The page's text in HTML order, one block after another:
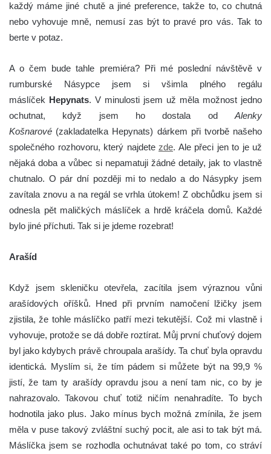
každý máme jiné chutě a jiné preference, takže to, co chutná
nebo vyhovuje mně, nemusí zas být to pravé pro vás. Tak to
berte v potaz.
A o čem bude tahle premiéra? Při mé poslední návštěvě v
rumburské Násypce jsem si všimla plného regálu
máslíček Hepynats. V minulosti jsem už měla možnost jedno
ochutnat, když jsem ho dostala od Alenky
Košnarové (zakladatelka Hepynats) dárkem při tvorbě našeho
společného rozhovoru, který najdete zde. Ale přeci jen to je už
nějaká doba a vůbec si nepamatuji žádné detaily, jak to vlastně
chutnalo. O pár dní později mi to nedalo a do Násypky jsem
zavítala znovu a na regál se vrhla útokem! Z obchůdku jsem si
odnesla pět maličkých máslíček a hrdě kráčela domů. Každé
bylo jiné příchuti. Tak si je jdeme rozebrat!
Arašíd
Když jsem skleničku otevřela, zacítila jsem výraznou vůni
arašídových oříšků. Hned při prvním namočení lžičky jsem
zjistila, že tohle máslíčko patří mezi tekutější. Což mi vlastně i
vyhovuje, protože se dá dobře roztírat. Můj první chuťový dojem
byl jako kdybych právě chroupala arašídy. Ta chuť byla opravdu
identická. Myslím si, že tím pádem si můžete být na 99,9 %
jistí, že tam ty arašídy opravdu jsou a není tam nic, co by je
nahrazovalo. Takovou chuť totiž ničím nenahradíte. To bych
hodnotila jako plus. Jako mínus bych možná zmínila, že jsem
měla v puse takový zvláštní suchý pocit, ale asi to tak být má.
Máslíčka jsem se rozhodla ochutnávat také po tom, co stráví